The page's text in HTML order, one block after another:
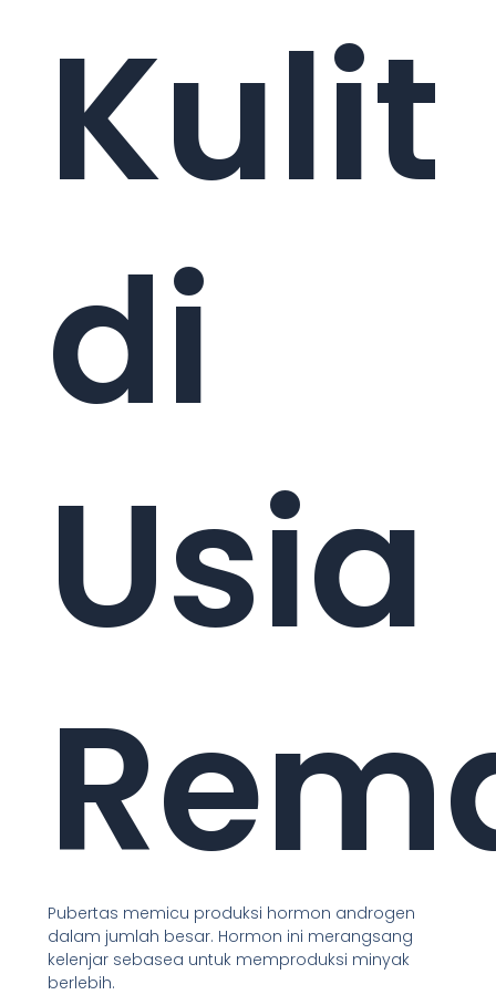
Kulit
di
Usia
Pubertas memicu produksi hormon androgen
dalam jumlah besar. Hormon ini merangsang
kelenjar sebasea untuk memproduksi minyak
berlebih.